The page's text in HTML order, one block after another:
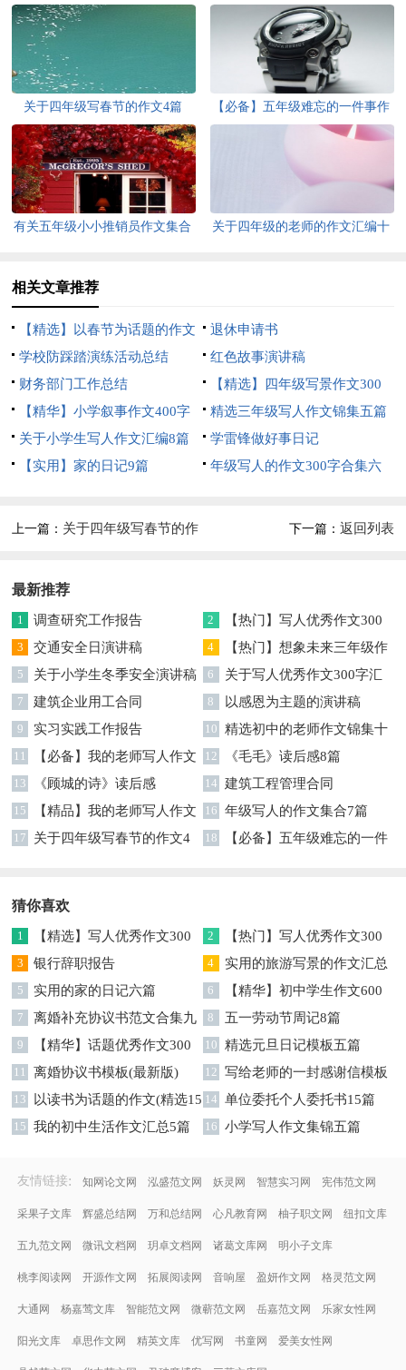
关于四年级写春节的作文4篇
【必备】五年级难忘的一件事作
文300字集锦6篇
有关五年级小小推销员作文集合
关于四年级的老师的作文汇编十
相关文章推荐
【精选】以春节为话题的作文
锦集8篇
退休申请书
学校防踩踏演练活动总结
红色故事演讲稿
财务部门工作总结
【精选】四年级写景作文300
字集合五篇
【精华】小学叙事作文400字
集锦九篇
精选三年级写人作文锦集五篇
关于小学生写人作文汇编8篇
学雷锋做好事日记
【实用】家的日记9篇
年级写人的作文300字合集六
上一篇： 关于四年级写春节的作 下一篇： 返回列表
最新推荐
1 调查研究工作报告 2
【热门】写人优秀作文300
字集合7篇
3 交通安全日演讲稿 4
【热门】想象未来三年级作
文汇编7篇
5 关于小学生冬季安全演讲稿 6
关于写人优秀作文300字汇
编六篇
7 建筑企业用工合同 8 以感恩为主题的演讲稿
9 实习实践工作报告 10 精选初中的老师作文锦集十
篇
11
【必备】我的老师写人作文
集合八篇
12 《毛毛》读后感8篇
13 《顾城的诗》读后感 14 建筑工程管理合同
15
【精品】我的老师写人作文
集合5篇
16 年级写人的作文集合7篇
17
关于四年级写春节的作文4
18
【必备】五年级难忘的一件
猜你喜欢
1
【精选】写人优秀作文300
字集锦八篇
2
【热门】写人优秀作文300
字汇总8篇
3 银行辞职报告 4
实用的旅游写景的作文汇总
九篇
5 实用的家的日记六篇 6
【精华】初中学生作文600
字集合十篇
7
离婚补充协议书范文合集九
篇
8 五一劳动节周记8篇
9
【精华】话题优秀作文300
字集合9篇
10 精选元旦日记模板五篇
11 离婚协议书模板(最新版) 12 写给老师的一封感谢信模板
汇编9篇
13
以读书为话题的作文(精选15
篇)
14 单位委托个人委托书15篇
15 我的初中生活作文汇总5篇 16 小学写人作文集锦五篇
友情链接: 知网论文网 泓盛范文网 妖灵网 智慧实习网 宪伟范文网
采果子文库 辉盛总结网 万和总结网 心凡教育网 柚子职文网 纽扣文库
五九范文网 微讯文档网 玥卓文档网 诸葛文库网 明小子文库
桃李阅读网 开源作文网 拓展阅读网 音响屋 盈妍作文网 格灵范文网
大通网 杨嘉莺文库 智能范文网 微蕲范文网 岳嘉范文网 乐家女性网
阳光文库 卓思作文网 精英文库 优写网 书童网 爱美女性网